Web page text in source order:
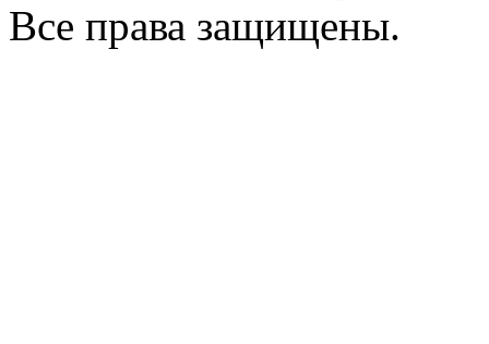
Все права защищены.